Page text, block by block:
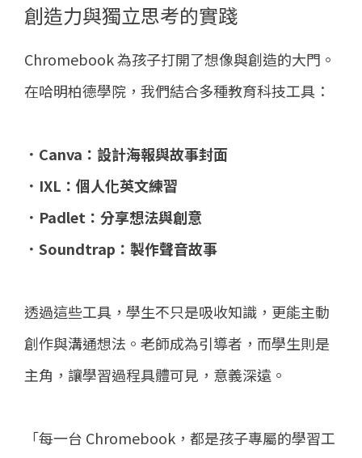
創造力與獨立思考的實踐
Chromebook 為孩子打開了想像與創造的大門。
在哈明柏德學院，我們結合多種教育科技工具：
．Canva：設計海報與故事封面
．IXL：個人化英文練習
．Padlet：分享想法與創意
．Soundtrap：製作聲音故事
透過這些工具，學生不只是吸收知識，更能主動
創作與溝通想法。老師成為引導者，而學生則是
主角，讓學習過程具體可見，意義深遠。
「每一台 Chromebook，都是孩子專屬的學習工